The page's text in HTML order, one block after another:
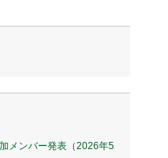
メンバー発表（2026年5